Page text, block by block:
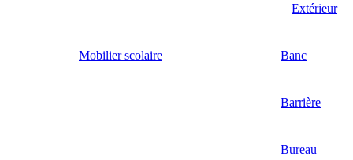
Extérieur
Mobilier scolaire Banc
Barrière
Bureau